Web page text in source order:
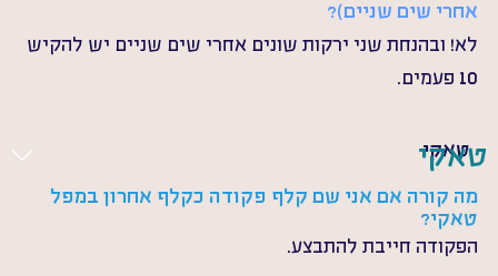
אחרי שים שניים)?
לא! ובהנחת שני ירקות שונים אחרי שים שניים יש להקיש
10 פעמים.
טאקי
טאקי
מה קורה אם אני שם קלף פקודה כקלף אחרון במפל
טאקי?
הפקודה חייבת להתבצע.